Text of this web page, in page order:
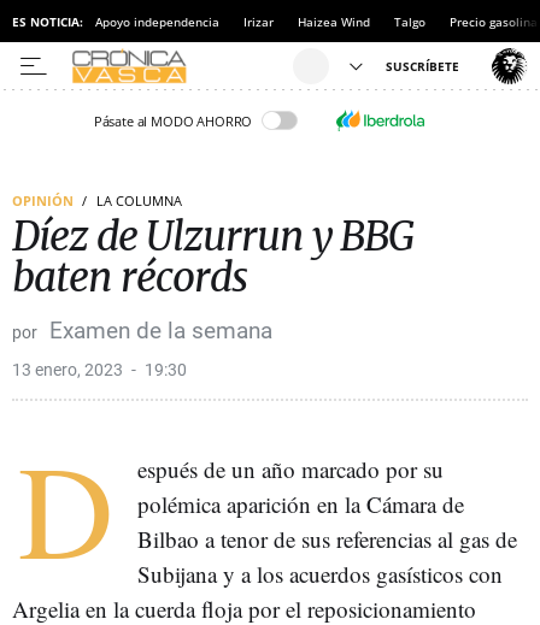
ES NOTICIA: Apoyo independencia Irizar Haizea Wind Talgo Precio gasolina
Pásate al MODO AHORRO
OPINIÓN LA COLUMNA
Díez de Ulzurrun y BBG
baten récords
Examen de la semana
13 enero, 2023 19:30
D
espués de un año marcado por su
polémica aparición en la Cámara de
Bilbao a tenor de sus referencias al gas de
Subijana y a los acuerdos gasísticos con
Argelia en la cuerda floja por el reposicionamiento